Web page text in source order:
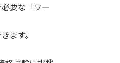
要な「ワー
ます。